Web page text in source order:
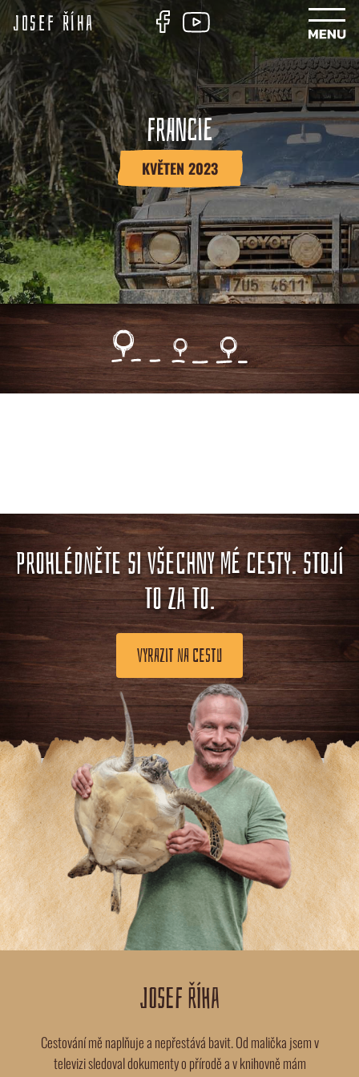
Josef Říha
FRANCIE
KVĚTEN 2023
PROHLÉDNĚTE SI VŠECHNY MÉ CESTY. STOJÍ
TO ZA TO.
VYRAZIT NA CESTU
JOSEF ŘÍHA
Cestování mě naplňuje a nepřestává bavit. Od malička jsem v
televizi sledoval dokumenty o přírodě a v knihovně mám